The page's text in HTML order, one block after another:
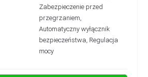
Zabezpieczenie przed
przegrzaniem,
Automatyczny wyłącznik
bezpieczeństwa, Regulacja
mocy